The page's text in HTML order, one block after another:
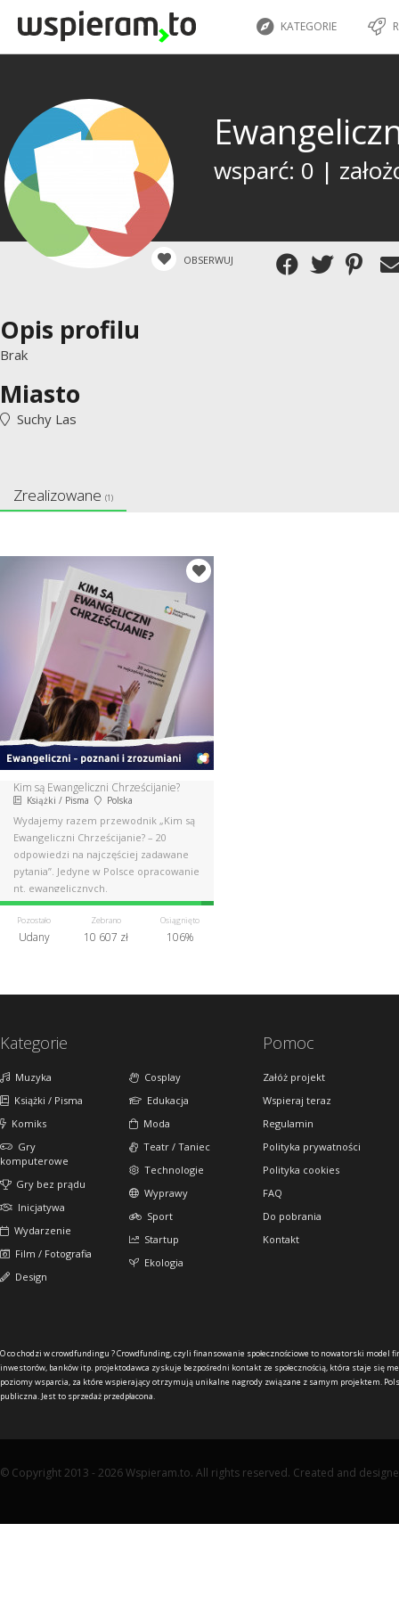
KATEGORIE
wsparć: 0 |
OBSERWUJ
Opis profilu
Brak
Miasto
Suchy Las
Zrealizowane (1)
Kim są Ewangeliczni Chrześcijanie?
Książki / Pisma Polska
Wydajemy razem przewodnik „Kim są
Ewangeliczni Chrześcijanie? – 20
odpowiedzi na najczęściej zadawane
pytania”. Jedyne w Polsce opracowanie
nt. ewangelicznych.
Pozostało
Udany
Zebrano
10 607 zł
Osiągnięto
106%
Kategorie
Muzyka
Książki / Pisma
Komiks
Gry
komputerowe
Gry bez prądu
Inicjatywa
Wydarzenie
Film / Fotografia
Design
Cosplay
Edukacja
Moda
Teatr / Taniec
Technologie
Wyprawy
Sport
Startup
Ekologia
Pomoc
Załóż projekt
Wspieraj teraz
Regulamin
Polityka prywatności
Polityka cookies
FAQ
Do pobrania
Kontakt
O co chodzi w crowdfundingu ?Crowdfunding, czyli finansowanie społecznościowe to nowatorski model
inwestorów, banków itp. projektodawca zyskuje bezpośredni kontakt ze społecznością, która staje się
poziomy wsparcia, za które wspierający otrzymują unikalne nagrody związane z samym projektem.
publiczna. Jest to sprzedaż przedpłacona.
© Copyright 2013 - 2026 Wspieram.to. All rights reserved. Created and